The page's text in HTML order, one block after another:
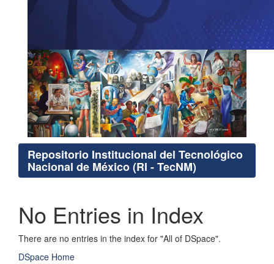
Repositorio Institucional del Tecnológico
Nacional de México (RI - TecNM)
No Entries in Index
There are no entries in the index for "All of DSpace".
DSpace Home